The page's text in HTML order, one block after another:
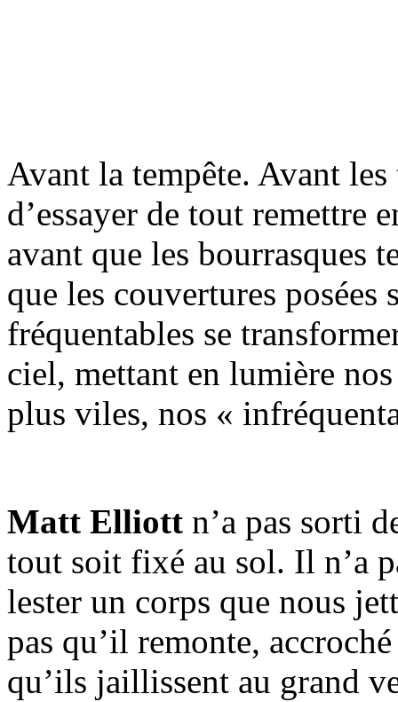
Avant la tempête. Avant
d’essayer de tout remettre
avant que les bourrasques
que les couvertures
fréquentables se
ciel, mettant en lumière nos
plus viles, nos «
Matt Elliott n’a pas sorti
tout soit fixé au sol. Il n’a
lester un corps que nous
pas qu’il remonte,
qu’ils jaillissent au grand